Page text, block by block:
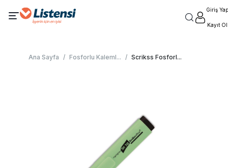
Giriş Yap
Kayıt Ol
Ana Sayfa / Fosforlu Kaleml... / Scrikss Fosforl...